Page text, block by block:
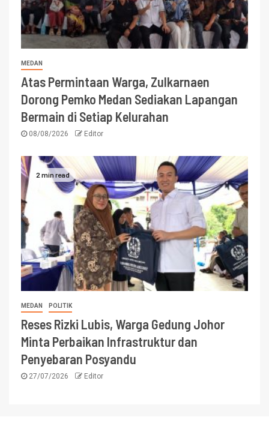
MEDAN
Atas Permintaan Warga, Zulkarnaen
Dorong Pemko Medan Sediakan Lapangan
Bermain di Setiap Kelurahan
08/08/2026 Editor
2 min read
MEDAN POLITIK
Reses Rizki Lubis, Warga Gedung Johor
Minta Perbaikan Infrastruktur dan
Penyebaran Posyandu
27/07/2026 Editor